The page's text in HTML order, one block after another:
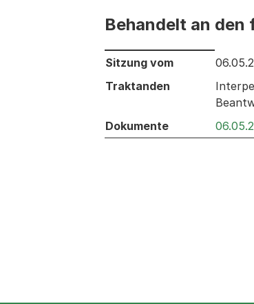
Behandelt an den
Behandelt an den
Sitzung vom
Traktanden
Dokumente